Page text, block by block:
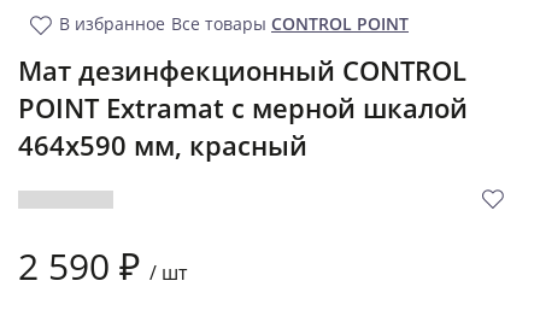
В избранное Все товары CONTROL POINT
Мат дезинфекционный CONTROL
POINT Extramat с мерной шкалой
464х590 мм, красный
2 590 ₽ / шт